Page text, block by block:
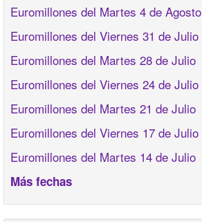
Euromillones del Martes 4 de Agosto
Euromillones del Viernes 31 de Julio
Euromillones del Martes 28 de Julio
Euromillones del Viernes 24 de Julio
Euromillones del Martes 21 de Julio
Euromillones del Viernes 17 de Julio
Euromillones del Martes 14 de Julio
Más fechas